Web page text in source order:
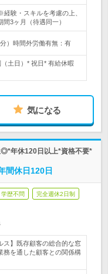
験・スキルを考慮の上、
3ヶ月（待遇同一）
）時間外労働有無：有
土日）* 祝日* 有給休暇
気になる
年休120日以上*資格不要*
間休日120日
学歴不問 完全週休2日制
ス】既存顧客の総合的な窓
務を通した顧客との関係構